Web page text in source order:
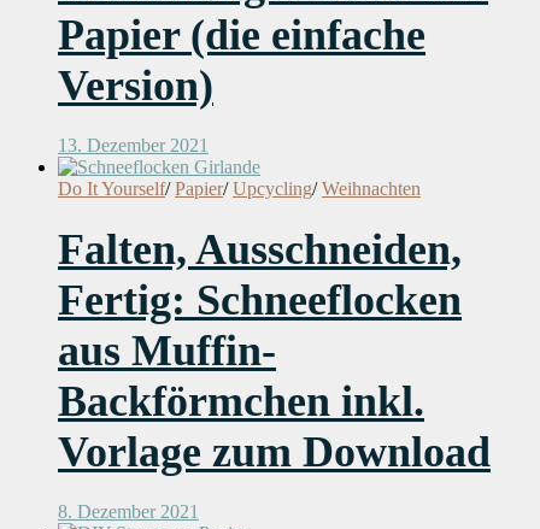
Papier (die einfache
Version)
13. Dezember 2021
Do It Yourself/ Papier/ Upcycling/ Weihnachten
Falten, Ausschneiden,
Fertig: Schneeflocken
aus Muffin-
Backförmchen inkl.
Vorlage zum Download
8. Dezember 2021